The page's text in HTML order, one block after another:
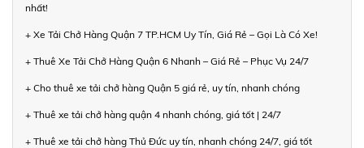
nhất!
+ Xe Tải Chở Hàng Quận 7 TP.HCM Uy Tín, Giá Rẻ – Gọi Là Có Xe!
+ Thuê Xe Tải Chở Hàng Quận 6 Nhanh – Giá Rẻ – Phục Vụ 24/7
+ Cho thuê xe tải chở hàng Quận 5 giá rẻ, uy tín, nhanh chóng
+ Thuê xe tải chở hàng quận 4 nhanh chóng, giá tốt | 24/7
+ Thuê xe tải chở hàng Thủ Đức uy tín, nhanh chóng 24/7, giá tốt